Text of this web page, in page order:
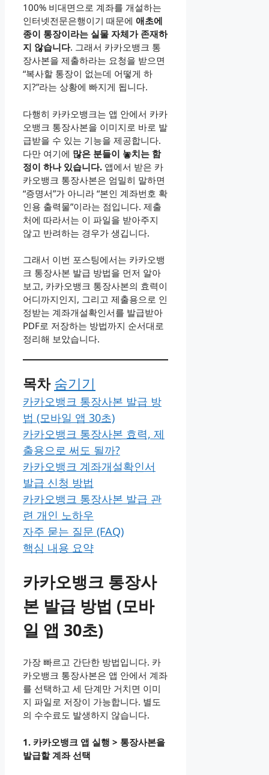
100% 비대면으로 계좌를 개설하는
인터넷전문은행이기 때문에 애초에
종이 통장이라는 실물 자체가 존재하
지 않습니다. 그래서 카카오뱅크 통
장사본을 제출하라는 요청을 받으면
“복사할 통장이 없는데 어떻게 하
지?”라는 상황에 빠지게 됩니다.
다행히 카카오뱅크는 앱 안에서 카카
오뱅크 통장사본을 이미지로 바로 발
급받을 수 있는 기능을 제공합니다.
다만 여기에 많은 분들이 놓치는 함
정이 하나 있습니다. 앱에서 받은 카
카오뱅크 통장사본은 엄밀히 말하면
“증명서”가 아니라 “본인 계좌번호 확
인용 출력물”이라는 점입니다. 제출
처에 따라서는 이 파일을 받아주지
않고 반려하는 경우가 생깁니다.
그래서 이번 포스팅에서는 카카오뱅
크 통장사본 발급 방법을 먼저 알아
보고, 카카오뱅크 통장사본의 효력이
어디까지인지, 그리고 제출용으로 인
정받는 계좌개설확인서를 발급받아
PDF로 저장하는 방법까지 순서대로
정리해 보았습니다.
목차 숨기기
카카오뱅크 통장사본 발급 방
법 (모바일 앱 30초)
카카오뱅크 통장사본 효력, 제
출용으로 써도 될까?
카카오뱅크 계좌개설확인서
발급 신청 방법
카카오뱅크 통장사본 발급 관
련 개인 노하우
자주 묻는 질문 (FAQ)
핵심 내용 요약
카카오뱅크 통장사
본 발급 방법 (모바
일 앱 30초)
가장 빠르고 간단한 방법입니다. 카
카오뱅크 통장사본은 앱 안에서 계좌
를 선택하고 세 단계만 거치면 이미
지 파일로 저장이 가능합니다. 별도
의 수수료도 발생하지 않습니다.
1. 카카오뱅크 앱 실행 > 통장사본을
발급할 계좌 선택